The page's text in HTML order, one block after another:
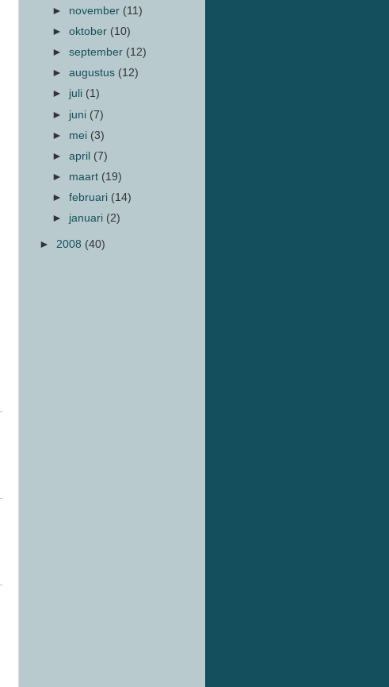
► november (11)
►oktober (10)
►september (12)
►augustus (12)
► juli (1)
► juni (7)
► mei (3)
►april (7)
► maart (19)
►februari (14)
► januari (2)
► 2008 (40)